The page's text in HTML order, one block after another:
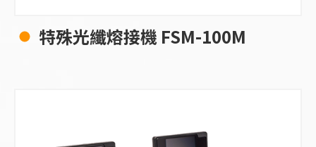
特殊光纖熔接機 FSM-100M